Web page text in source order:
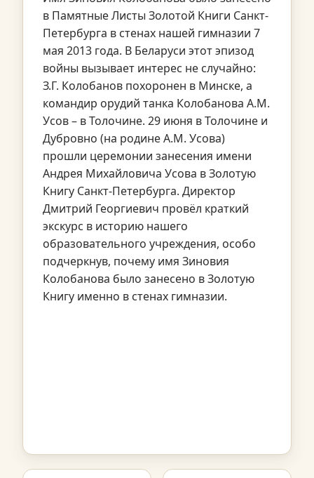
в Памятные Листы Золотой Книги Санкт-
Петербурга в стенах нашей гимназии 7
мая 2013 года. В Беларуси этот эпизод
войны вызывает интерес не случайно:
З.Г. Колобанов похоронен в Минске, а
командир орудий танка Колобанова А.М.
Усов – в Толочине. 29 июня в Толочине и
Дубровно (на родине А.М. Усова)
прошли церемонии занесения имени
Андрея Михайловича Усова в Золотую
Книгу Санкт-Петербурга. Директор
Дмитрий Георгиевич провёл краткий
экскурс в историю нашего
образовательного учреждения, особо
подчеркнув, почему имя Зиновия
Колобанова было занесено в Золотую
Книгу именно в стенах гимназии.